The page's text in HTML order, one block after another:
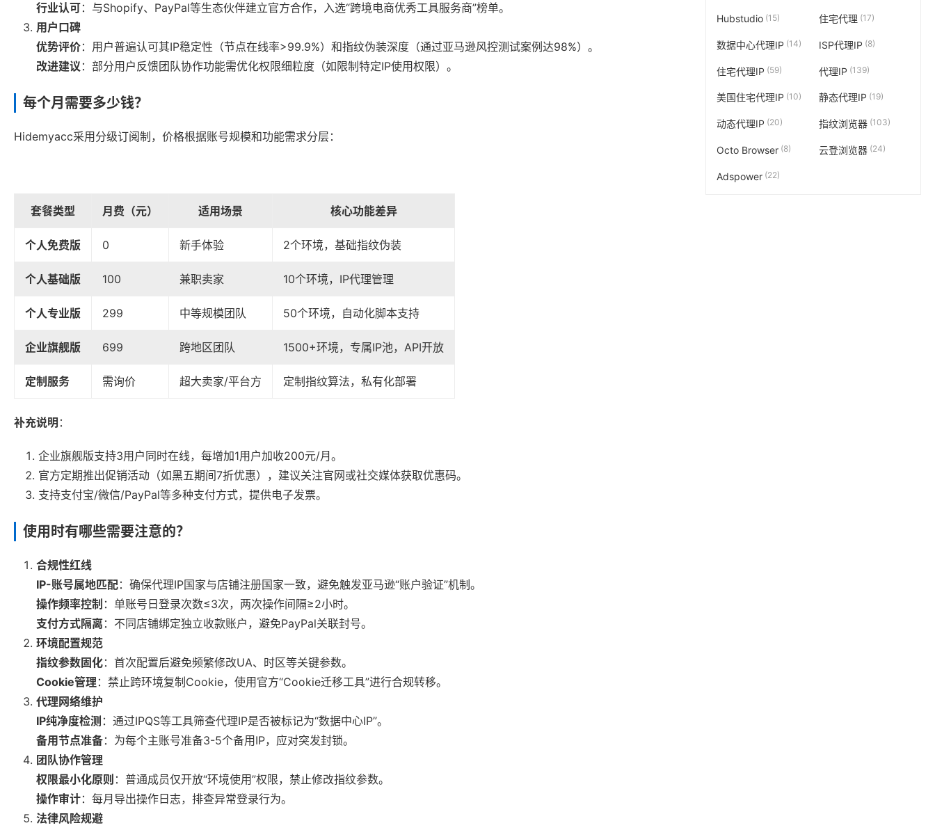
行业认可：与Shopify、PayPal等生态伙伴建立官方合作，入选“跨境电商优秀工具服务商”榜单。
用户口碑
优势评价：用户普遍认可其IP稳定性（节点在线率>99.9%）和指纹伪装深度（通过亚马逊风控测试案例达98%）。
改进建议 ：部分用户反馈团队协作功能需优化权限细粒度（如限制特定IP使用权限）。
每个月需要多少钱？
Hidemyacc采用分级订阅制，价格根据账号规模和功能需求分层：
套餐类型 月费（元） 适用场景 核心功能差异
个人免费版 0 新手体验 2个环境，基础指纹伪装
个人基础版 100 兼职卖家 10个环境，IP代理管理
个人专业版 299 中等规模团队 50个环境，自动化脚本支持
企业旗舰版 699 跨地区团队 1500+环境，专属IP池，API开放
定制服务 需询价 超大卖家/平台方 定制指纹算法，私有化部署
补充说明 ：
企业旗舰版支持3用户同时在线，每增加1用户加收200元/月。
官方定期推出促销活动（如黑五期间7折优惠），建议关注官网或社交媒体获取优惠码。
支持支付宝/微信/PayPal等多种支付方式，提供电子发票。
使用时有哪些需要注意的？
合规性红线
IP-账号属地匹配：确保代理IP国家与店铺注册国家一致，避免触发亚马逊“账户验证”机制。
操作频率控制 ：单账号日登录次数≤3次，两次操作间隔≥2小时。
支付方式隔离：不同店铺绑定独立收款账户，避免PayPal关联封号。
环境配置规范
指纹参数固化：首次配置后避免频繁修改UA、时区等关键参数。
Cookie管理 ：禁止跨环境复制Cookie，使用官方“Cookie迁移工具”进行合规转移。
代理网络维护
IP纯净度检测 ：通过IPQS等工具筛查代理IP是否被标记为“数据中心IP”。
备用节点准备：为每个主账号准备3-5个备用IP，应对突发封锁。
团队协作管理
权限最小化原则 ：普通成员仅开放“环境使用”权限，禁止修改指纹参数。
操作审计：每月导出操作日志，排查异常登录行为。
法律风险规避
Hubstudio (15) 住宅代理 (17)
数据中心代理IP (14) ISP代理IP (8)
住宅代理IP (59) 代理IP (139)
美国住宅代理IP (10) 静态代理IP (19)
动态代理IP (20) 指纹浏览器(103)
Octo Browser (8) 云登浏览器(24)
Adspower (22)